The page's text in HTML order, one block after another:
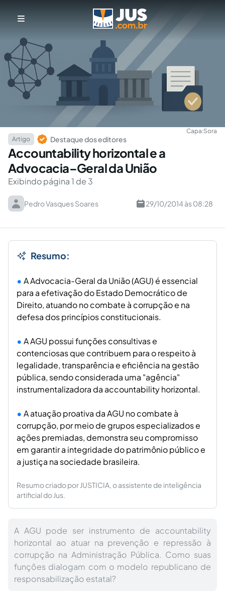
Capa:Sora
Artigo
Destaque dos editores
Accountability horizontal e a
Advocacia–Geral da União
Exibindo página 1 de 3
Pedro Vasques Soares 29/10/2014 às 08:28
Resumo:
A Advocacia-Geral da União (AGU) é essencial
para a efetivação do Estado Democrático de
Direito, atuando no combate à corrupção e na
defesa dos princípios constitucionais.
A AGU possui funções consultivas e
contenciosas que contribuem para o respeito à
legalidade, transparência e eficiência na gestão
pública, sendo considerada uma "agência"
instrumentalizadora da accountability horizontal.
A atuação proativa da AGU no combate à
corrupção, por meio de grupos especializados e
ações premiadas, demonstra seu compromisso
em garantir a integridade do patrimônio público e
a justiça na sociedade brasileira.
Resumo criado por JUSTICIA, o assistente de inteligência
artificial do Jus.
A AGU pode ser instrumento de accountability
horizontal ao atuar na prevenção e repressão à
corrupção na Administração Pública. Como suas
funções dialogam com o modelo republicano de
responsabilização estatal?